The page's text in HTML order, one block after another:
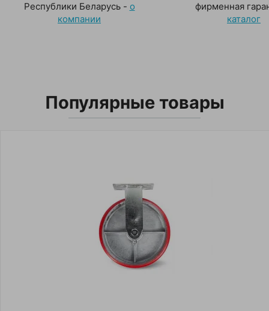
Республики Беларусь - о
компании
фирменная
каталог
Популярные товары